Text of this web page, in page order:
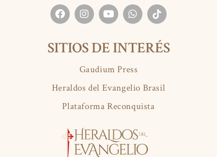
SITIOS DE INTERÉS
Gaudium Press
Heraldos del Evangelio Brasil
Plataforma Reconquista